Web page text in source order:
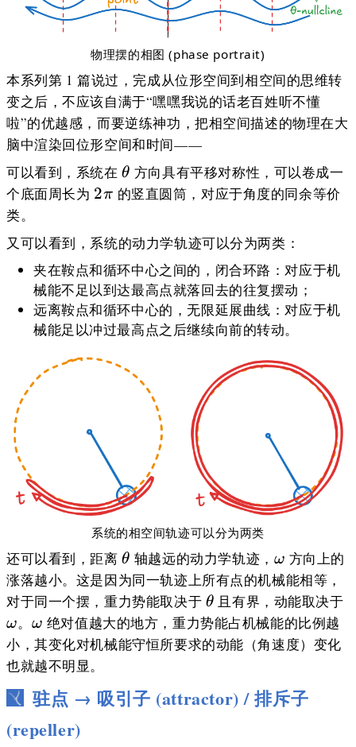
物理摆的相图 (phase portrait)
本系列第 1 篇说过，完成从位形空间到相空间的思维转
变之后，不应该自满于“嘿嘿我说的话老百姓听不懂
啦”的优越感，而要逆练神功，把相空间描述的物理在大
脑中渲染回位形空间和时间——
可以看到，系统在\theta
θ 方向具有平移对称性，可以卷成一
个底面周长为 2\pi
2π 的竖直圆筒，对应于角度的同余等价
类。
又可以看到，系统的动力学轨迹可以分为两类：
夹在鞍点和循环中心之间的，闭合环路：对应于机
械能不足以到达最高点就落回去的往复摆动；
远离鞍点和循环中心的，无限延展曲线：对应于机
械能足以冲过最高点之后继续向前的转动。
系统的相空间轨迹可以分为两类
还可以看到，距离\theta
θ 轴越远的动力学轨迹， \omega
ω 方向上的
涨落越小。这是因为同一轨迹上所有点的机械能相等，
对于同一个摆，重力势能取决于 \theta
θ 且有界，动能取决于
ω。 \omega
ω 绝对值越大的地方，重力势能占机械能的比例越
小，其变化对机械能守恒所要求的动能（角速度）变化
也就越不明显。
驻点 → 吸引子 (attractor) / 排斥子
(repeller)